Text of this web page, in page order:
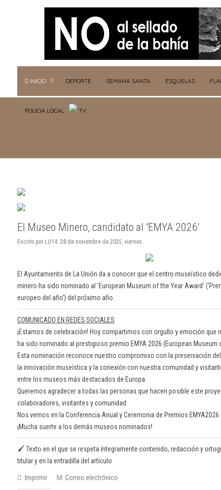
INICIO DEPORTE SEMANA SANTA ESQUELAS
POLICIA LOCAL TV
El Museo Minero, candidato al 'EMYA 2026'
Escrito por LU14. 28 de noviembre de 2025, viernes.
El Ayuntamiento de La Unión da a conocer que el centro museístico
minero ha sido nominado al 'European Museum of the Year Award'
europeo del año') del próximo año.
COMUNICADO EN REDES SOCIALES:
¡Estamos de celebración! Hoy compartimos con orgullo y emoción que
ha sido nominado al prestigioso premio EMYA 2026 (European Museum
Esta nominación reconoce nuestro compromiso con la preservación
la innovación museística y la conexión con nuestra comunidad y
entre los museos más destacados de Europa.
Queremos agradecer a todas las personas que hacen posible este
colaboradores, visitantes y comunidad.
Nos vemos en la Conferencia Anual y Ceremonia de Premios EMYA2026.
¡Mucha suerte a los demás museos nominados!
🖌️ Texto en el que se respeta íntegramente contenido, redacción y
titular y en la entradilla del artículo
Imprimir Correo electrónico